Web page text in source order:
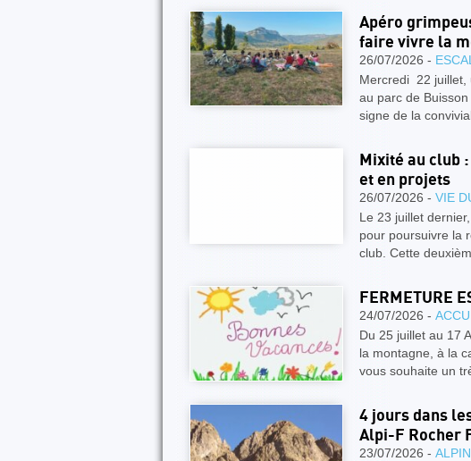
Apéro
faire vivre la
26/07/2026 -
Mercredi 22 juillet,
au parc de
signe de la
Mixité au club
et en projets
26/07/2026 - VIE
Le 23 juillet
pour poursuivre la
club. Cette
FERMETURE
24/07/2026 -
Du 25 juillet au 17
la montagne, à la
vous souhaite un
4 jours dans
Alpi-F Rocher
23/07/2026 -